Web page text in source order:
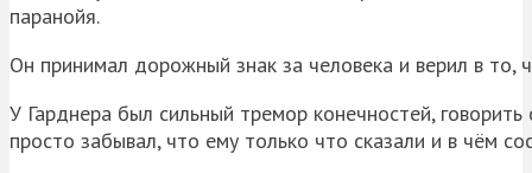
паранойя.
Он принимал дорожный знак за человека и верил в то,
У Гарднера был сильный тремор конечностей,
просто забывал, что ему только что сказали и в чём